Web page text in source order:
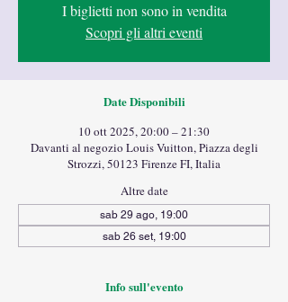
I biglietti non sono in vendita
Scopri gli altri eventi
Date Disponibili
10 ott 2025, 20:00 – 21:30
Davanti al negozio Louis Vuitton, Piazza degli
Strozzi, 50123 Firenze FI, Italia
Altre date
sab 29 ago, 19:00
sab 26 set, 19:00
Info sull'evento